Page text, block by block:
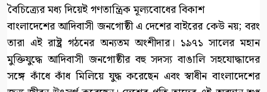
বৈচিত্র্যের মধ্য দিয়েই গণতান্ত্রিক মূল্যবোধের বিকাশ
বাংলাদেশের আদিবাসী জনগোষ্ঠী এ দেশের বাইরের কেউ নয়; বরং
তারা এই রাষ্ট্র গঠনের অন্যতম অংশীদার। ১৯৭১ সালের মহান
মুক্তিযুদ্ধে আদিবাসী জনগোষ্ঠীর বহু সদস্য বাঙালি সহযোদ্ধাদের
সঙ্গে কাঁধে কাঁধ মিলিয়ে যুদ্ধ করেছেন এবং স্বাধীন বাংলাদেশের